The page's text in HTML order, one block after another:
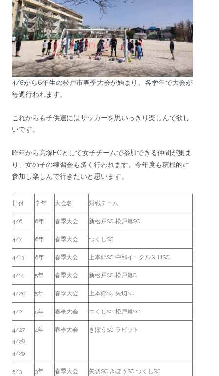
4/6から6年生の松戸市春季大会が始まり、各学年で大会が
毎週行われます。
これからも子供達にはサッカーを思いっきり楽しんで欲し
いです。
昨年から高塚FCとして女子チームで参加できる仲間が集ま
り、女の子の練習会も多く行われます。今年度も積極的に
参加し楽しんで行きたいと思います。
日付 学年 大会名 対戦チーム
4/6 6年 春季大会 新松戸SC 松戸旭SC
4/7 6年 春季大会 つくしSC
4/13 6年 春季大会 上本郷SC 中部イーグルス HSC
4/14 5年 春季大会 新松戸SC 松戸旭C
4/20 5年 春季大会 上本郷SC 矢切SC
4/21 5年 春季大会 つくしSC 松戸旭SC
4/27
4/28
4/29
4年 春季大会 きぼうSC ラビット
5/3
3年 春季大会 矢切SC きぼうSC つくしSC